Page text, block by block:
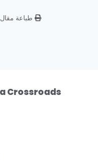
طباعة
Crossroads?